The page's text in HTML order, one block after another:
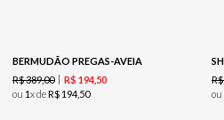
BERMUDÃO PREGAS-AVEIA
R$389,00 R$ 194 50
ou 1x deR$ 194 50
R$
ou